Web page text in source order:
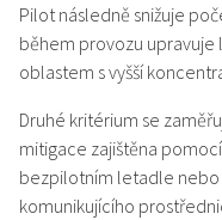
Pilot následně snižuje
během provozu upravuje
oblastem s vyšší
Druhé kritérium se
mitigace zajištěna
bezpilotním letadle
komunikujícího